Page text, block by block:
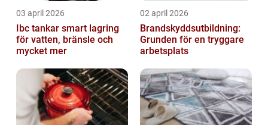
03 april 2026
Ibc tankar smart lagring
för vatten, bränsle och
mycket mer
02 april 2026
Brandskyddsutbildning:
Grunden för en tryggare
arbetsplats